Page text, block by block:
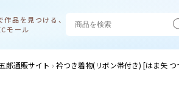
作品を見つける、
モール
郎通販サイト 衿つき着物(リボン帯付き) [はま矢